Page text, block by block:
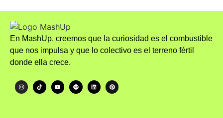
En MashUp, creemos que la curiosidad es el combustible
que nos impulsa y que lo colectivo es el terreno fértil
donde ella crece.